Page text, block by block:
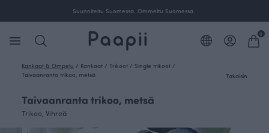
Suunniteltu Suomessa. Ommeltu Suomessa.
0
Kankaat & Ompelu / Kankaat / Trikoot / Single trikoot /
Taivaanranta trikoo, metsä
Takaisin
Taivaanranta trikoo, metsä
Trikoo, Vihreä